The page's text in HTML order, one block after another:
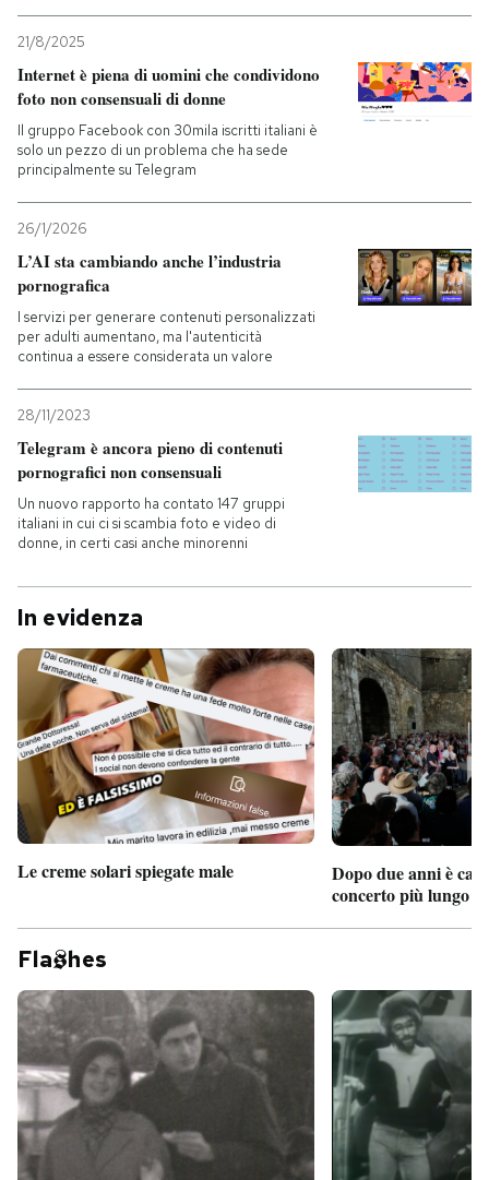
21/8/2025
Internet è piena di uomini che condividono
foto non consensuali di donne
Il gruppo Facebook con 30mila iscritti italiani è
solo un pezzo di un problema che ha sede
principalmente su Telegram
26/1/2026
L’AI sta cambiando anche l’industria
pornografica
I servizi per generare contenuti personalizzati
per adulti aumentano, ma l'autenticità
continua a essere considerata un valore
28/11/2023
Telegram è ancora pieno di contenuti
pornografici non consensuali
Un nuovo rapporto ha contato 147 gruppi
italiani in cui ci si scambia foto e video di
donne, in certi casi anche minorenni
In evidenza
Le creme solari spiegate male
Dopo due anni è
concerto più lungo
Fla hes